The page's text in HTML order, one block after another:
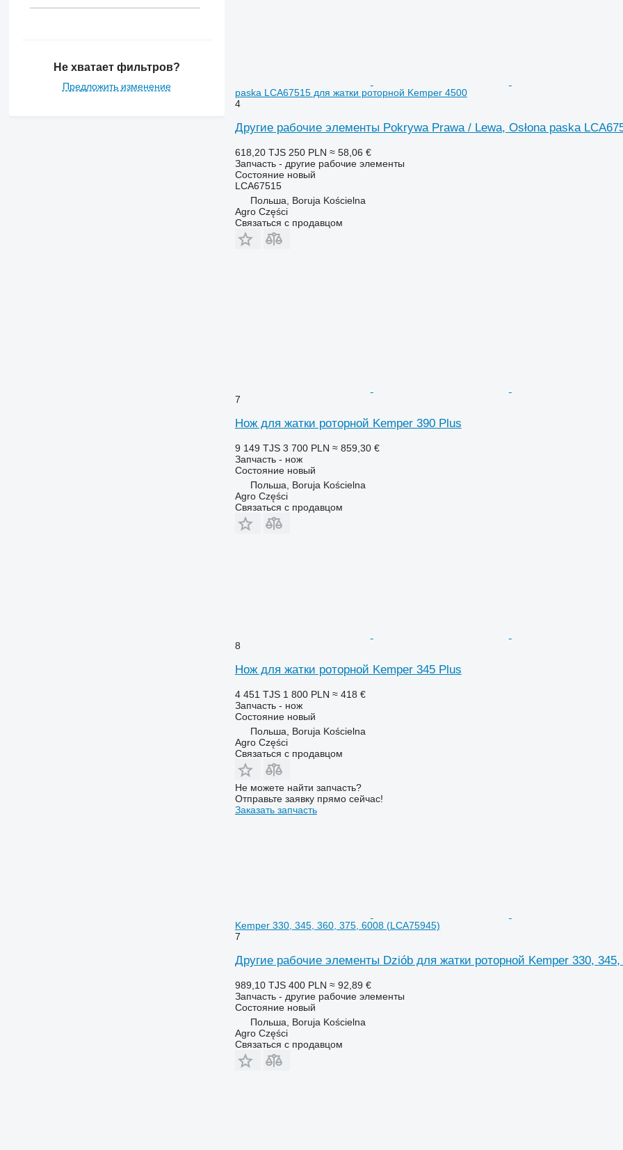
Не хватает фильтров?
Предложить изменение
paska LCA67515 для жатки роторной Kemper 4500
4
Другие рабочие элементы Pokrywa Prawa / Lewa, Osłona paska
618,20 TJS 250 PLN ≈ 58,06 €
Запчасть - другие рабочие элементы
Состояниеновый
LCA67515
Польша, Boruja Kościelna
Agro Części
Связаться с продавцом
7
Нож для жатки роторной Kemper 390 Plus
9 149 TJS 3 700 PLN ≈ 859,30 €
Запчасть - нож
Состояниеновый
Польша, Boruja Kościelna
Agro Części
Связаться с продавцом
8
Нож для жатки роторной Kemper 345 Plus
4 451 TJS 1 800 PLN ≈ 418 €
Запчасть - нож
Состояниеновый
Польша, Boruja Kościelna
Agro Części
Связаться с продавцом
Не можете найти запчасть?
Отправьте заявку прямо сейчас!
Заказать запчасть
Kemper 330, 345, 360, 375, 6008 (LCA75945)
7
Другие рабочие элементы Dziób для жатки роторной Kemper 330,
989,10 TJS 400 PLN ≈ 92,89 €
Запчасть - другие рабочие элементы
Состояниеновый
Польша, Boruja Kościelna
Agro Części
Связаться с продавцом